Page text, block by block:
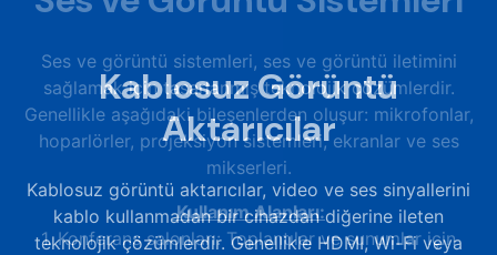
Kablosuz Görüntü
Aktarıcılar
Kablosuz görüntü aktarıcılar, video ve ses sinyallerini
kablo kullanmadan bir cihazdan diğerine ileten
teknolojik çözümlerdir. Genellikle HDMI, Wi-Fi veya